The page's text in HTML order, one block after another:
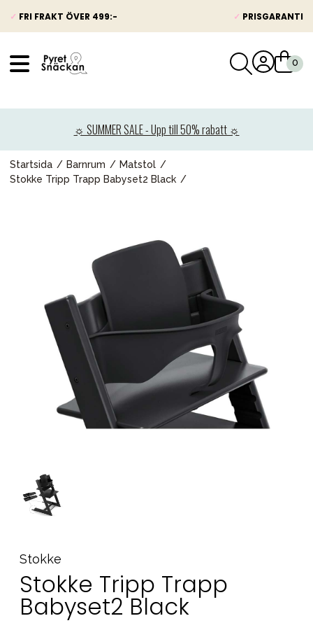
✓ FRI FRAKT ÖVER 499:- ✓ PRISGARANTI
☼ SUMMER SALE - Upp till 50% rabatt ☼
Startsida Barnrum
Matstol
Stokke Tripp Trapp Babyset2 Black
Stokke
Stokke Tripp Trapp
Babyset2 Black
Barnvagnar
Bilbarnstolar
Leksaker
Förälder
Möbler & bädd
Reservdelar
Kampanjer
Presenttips
Våra favoriter
Kontakta oss